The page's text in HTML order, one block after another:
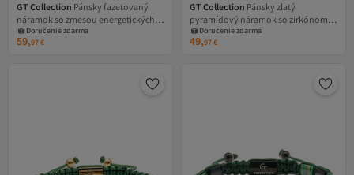
GT Collection Pánsky fazetovaný
náramok so zmesou energetických
kameňov tigrieho oka, univerzálna
veľkosť, nastaviteľné zapínanie
Doručenie zdarma
59,97€
GT Collection Pánsky zlatý
pyramídový náramok so zirkónom,
univerzálna veľkosť a nastaviteľná
sivá nylonová šnúrka
Doručenie zdarma
49,97€